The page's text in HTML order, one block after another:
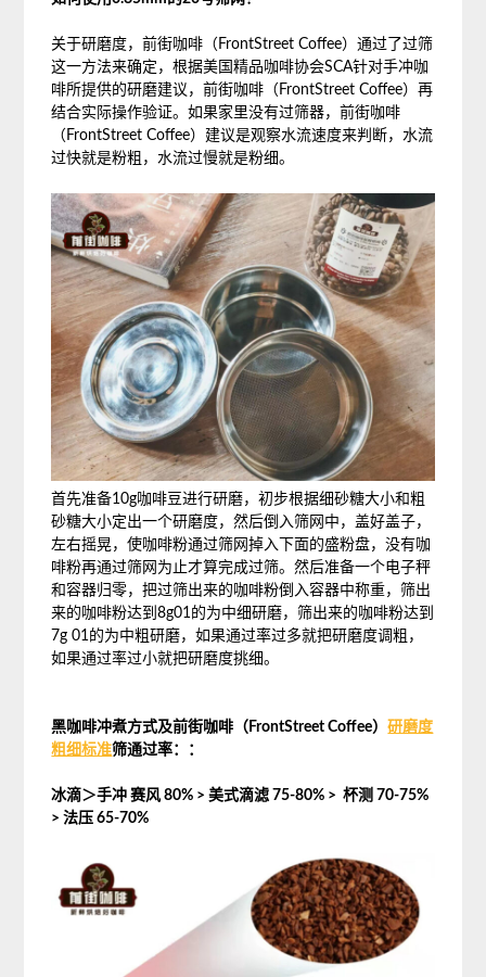
关于研磨度，前街咖啡（FrontStreet Coffee）通过了过筛
这一方法来确定，根据美国精品咖啡协会SCA针对手冲咖
啡所提供的研磨建议，前街咖啡（FrontStreet Coffee）再
结合实际操作验证。如果家里没有过筛器，前街咖啡
（FrontStreet Coffee）建议是观察水流速度来判断，水流
过快就是粉粗，水流过慢就是粉细。
首先准备10g咖啡豆进行研磨，初步根据细砂糖大小和粗
砂糖大小定出一个研磨度，然后倒入筛网中，盖好盖子，
左右摇晃，使咖啡粉通过筛网掉入下面的盛粉盘，没有咖
啡粉再通过筛网为止才算完成过筛。然后准备一个电子秤
和容器归零，把过筛出来的咖啡粉倒入容器中称重，筛出
来的咖啡粉达到8g01的为中细研磨，筛出来的咖啡粉达到
7g 01的为中粗研磨，如果通过率过多就把研磨度调粗，
如果通过率过小就把研磨度挑细。
黑咖啡冲煮方式及前街咖啡（FrontStreet Coffee）研磨度
粗细标准筛通过率：：
冰滴＞手冲 赛风 80% > 美式滴滤 75-80% > 杯测 70-75%
> 法压 65-70%